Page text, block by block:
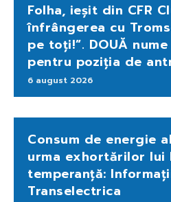
Folha, ieșit din CFR
înfrângerea cu
pe toți!”. DOUĂ
pentru poziția de
6 august 2026
Consum de energie
urma exhortărilor lui
temperanță:
Transelectrica